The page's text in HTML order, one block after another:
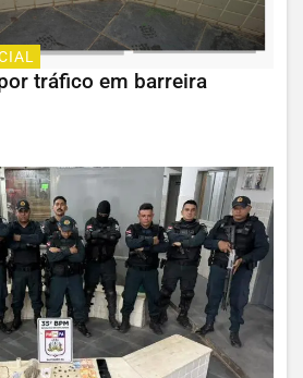
tráfico em barreira